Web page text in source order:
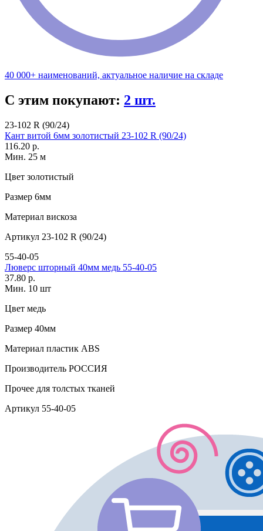
40 000+ наименований, актуальное наличие на складе
С этим покупают: 2 шт.
23-102 R (90/24)
Кант витой 6мм золотистый 23-102 R (90/24)
116.20 р.
Мин. 25 м
Цвет золотистый
Размер 6мм
Материал вискоза
Артикул 23-102 R (90/24)
55-40-05
Люверс шторный 40мм медь 55-40-05
37.80 р.
Мин. 10 шт
Цвет медь
Размер 40мм
Материал пластик АВS
Производитель РОССИЯ
Прочее для толстых тканей
Артикул 55-40-05